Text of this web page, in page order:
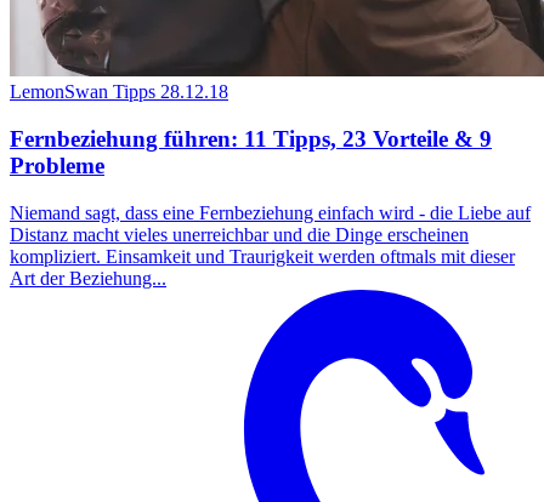
LemonSwan Tipps 28.12.18
Fernbeziehung führen: 11 Tipps, 23 Vorteile & 9
Probleme
Niemand sagt, dass eine Fernbeziehung einfach wird - die Liebe auf
Distanz macht vieles unerreichbar und die Dinge erscheinen
kompliziert. Einsamkeit und Traurigkeit werden oftmals mit dieser
Art der Beziehung...